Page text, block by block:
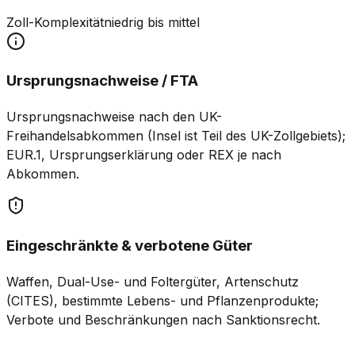
Zoll-Komplexitätniedrig bis mittel
Ursprungsnachweise / FTA
Ursprungsnachweise nach den UK-
Freihandelsabkommen (Insel ist Teil des UK-Zollgebiets);
EUR.1, Ursprungserklärung oder REX je nach
Abkommen.
Eingeschränkte & verbotene Güter
Waffen, Dual-Use- und Foltergüter, Artenschutz
(CITES), bestimmte Lebens- und Pflanzenprodukte;
Verbote und Beschränkungen nach Sanktionsrecht.